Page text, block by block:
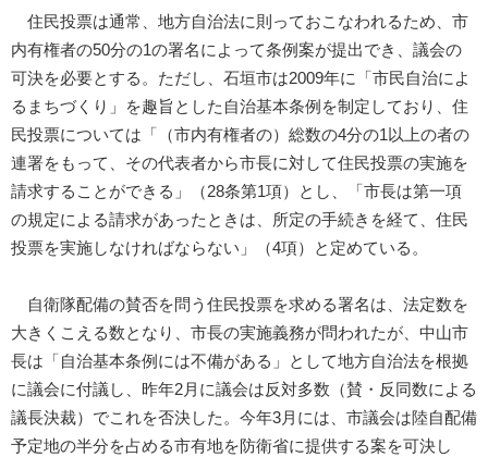
住民投票は通常、地方自治法に則っておこなわれるため、市
内有権者の50分の1の署名によって条例案が提出でき、議会の
可決を必要とする。ただし、石垣市は2009年に「市民自治によ
るまちづくり」を趣旨とした自治基本条例を制定しており、住
民投票については「（市内有権者の）総数の4分の1以上の者の
連署をもって、その代表者から市長に対して住民投票の実施を
請求することができる」（28条第1項）とし、「市長は第一項
の規定による請求があったときは、所定の手続きを経て、住民
投票を実施しなければならない」（4項）と定めている。
自衛隊配備の賛否を問う住民投票を求める署名は、法定数を
大きくこえる数となり、市長の実施義務が問われたが、中山市
長は「自治基本条例には不備がある」として地方自治法を根拠
に議会に付議し、昨年2月に議会は反対多数（賛・反同数による
議長決裁）でこれを否決した。今年3月には、市議会は陸自配備
予定地の半分を占める市有地を防衛省に提供する案を可決し